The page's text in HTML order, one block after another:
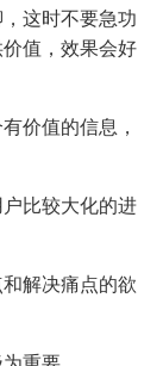
这时不要急功
值，效果会好
价值的信息，
比较大化的进
解决痛点的欲